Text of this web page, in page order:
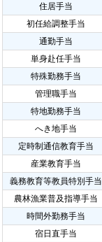
住居手当
初任給調整手当
通勤手当
単身赴任手当
特殊勤務手当
管理職手当
特地勤務手当
へき地手当
定時制通信教育手当
産業教育手当
義務教育等教員特別手当
農林漁業普及指導手当
時間外勤務手当
宿日直手当